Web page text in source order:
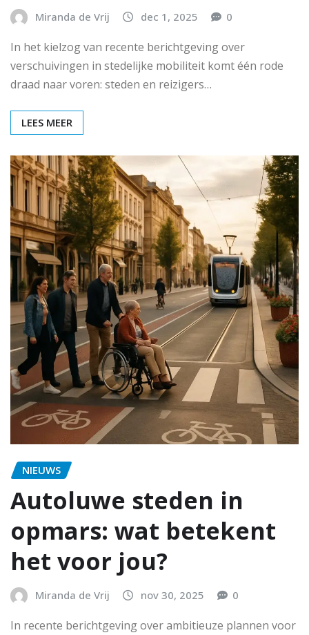
Miranda de Vrij dec 1, 2025 0
In het kielzog van recente berichtgeving over
verschuivingen in stedelijke mobiliteit komt één rode
draad naar voren: steden en reizigers…
LEES MEER
NIEUWS
Autoluwe steden in
opmars: wat betekent
het voor jou?
Miranda de Vrij nov 30, 2025 0
In recente berichtgeving over ambitieuze plannen voor